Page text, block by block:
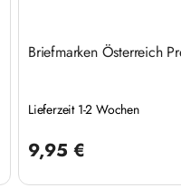
Briefmarken Österreich
Lieferzeit 1-2 Wochen
9,95 €